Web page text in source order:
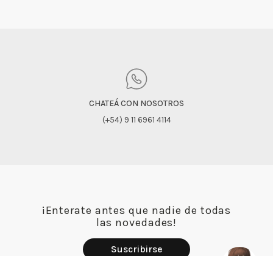
CHATEÁ CON NOSOTROS
(+54) 9 11 6961 4114
¡Enterate antes que nadie de todas
las novedades!
Suscribirse